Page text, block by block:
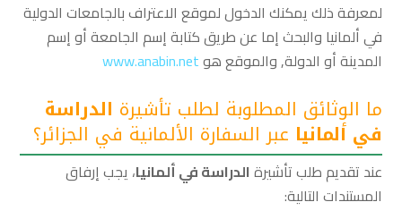
لمعرفة ذلك يمكنك الدخول لموقع الاعتراف بالجامعات الدولية
في ألمانيا والبحث إما عن طريق كتابة إسم الجامعة أو إسم
المدينة أو الدولة, والموقع هوwww.anabin.net
ما الوثائق المطلوبة لطلب تأشيرة الدراسة
في ألمانيا عبر السفارة الألمانية في الجزائر؟
عند تقديم طلب تأشيرة الدراسة في ألمانيا، يجب إرفاق
المستندات التالية: